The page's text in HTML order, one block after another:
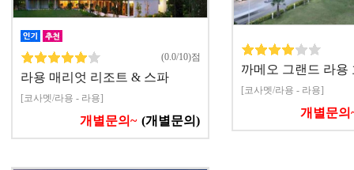
(0.0/10)점
라용 매리엇 리조트 & 스파
[코사멧/라용 - 라용]
개별문의~ (개별문의)
까메오 그랜드 라
[코사멧/라용 - 라용]
개별문의